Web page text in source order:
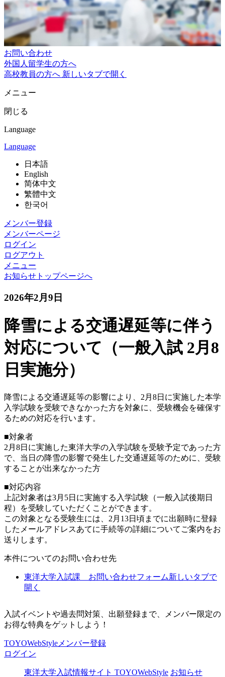
お問い合わせ
外国人留学生の方へ
高校教員の方へ 新しいタブで開く
メニュー
閉じる
Language
Language
日本語
English
简体中文
繁體中文
한국어
メンバー登録
メンバーページ
ログイン
ログアウト
メニュー
お知らせトップページへ
2026年2月9日
降雪による交通遅延等に伴う
対応について（一般入試 2月8
日実施分）
降雪による交通遅延等の影響により、2月8日に実施した本学
入学試験を受験できなかった方を対象に、受験機会を確保す
るための対応を行います。
■対象者
2月8日に実施した東洋大学の入学試験を受験予定であった方
で、当日の降雪の影響で発生した交通遅延等のために、受験
することが出来なかった方
■対応内容
上記対象者は3月5日に実施する入学試験（一般入試後期日
程）を受験していただくことができます。
この対象となる受験生には、2月13日頃までに出願時に登録
したメールアドレスあてに手続等の詳細についてご案内をお
送りします。
本件についてのお問い合わせ先
東洋大学入試課 お問い合わせフォーム新しいタブで
開く
入試イベントや過去問対策、出願登録まで、メンバー限定の
お得な特典をゲットしよう！
TOYOWebStyleメンバー登録
ログイン
東洋大学入試情報サイト TOYOWebStyle お知らせ